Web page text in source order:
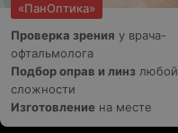
«ПанОптика»
Проверка зрения у врача-
офтальмолога
Подбор оправ и линз любой
сложности
Изготовление на месте